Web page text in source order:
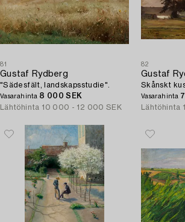
81
Gustaf Rydberg
"Sädesfält, landskapsstudie".
Vasarahinta 8 000 SEK
Lähtöhinta 10 000 - 12 000 SEK
82
Gustaf
Skånskt
Vasarahinta
Lähtöhinta